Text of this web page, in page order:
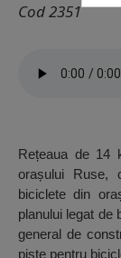
Cod 2351
Rețeaua de 14
orașului Ruse,
biciclete din
planului legat de
general de
piste pentru